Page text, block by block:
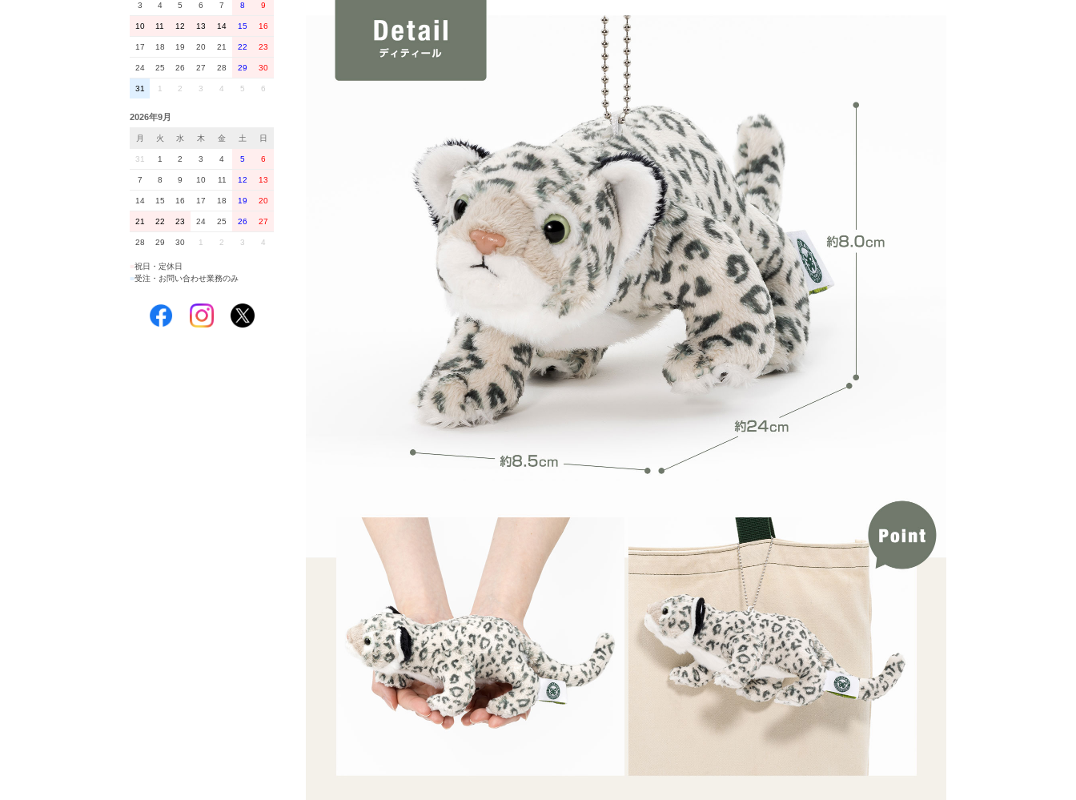
3 4 5 6 7 8 9
10 11 12 13 14 15 16
17 18 19 20 21 22 23
24 25 26 27 28 29 30
31 1 2 3 4 5 6
2026年9月
月 火 水 木 金 土 日
31 1 2 3 4 5 6
7 8 9 10 11 12 13
14 15 16 17 18 19 20
21 22 23 24 25 26 27
28 29 30 1 2 3 4
祝日・定休日
■受注・お問い合わせ業務のみ